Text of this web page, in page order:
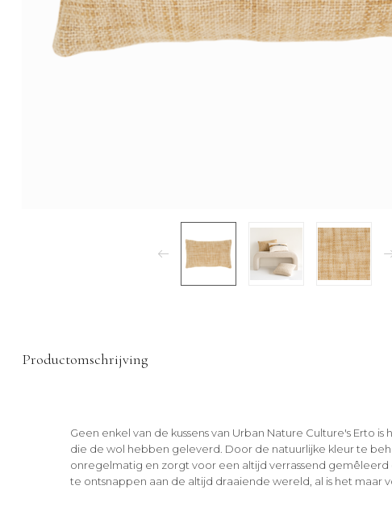
Productomschrijving
Geen enkel van de kussens van Urban Nature Culture's Erto
die de wol hebben geleverd. Door de natuurlijke kleur te
onregelmatig en zorgt voor een altijd verrassend gemêleerd
te ontsnappen aan de altijd draaiende wereld, al is het maar